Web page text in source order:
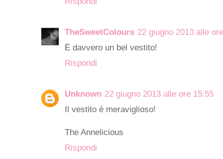
TheSweetColours 22 giugno 2013 alle
È davvero un bel vestito!
Rispondi
Unknown 22 giugno 2013 alle ore 15:55
Il vestito è meraviglioso!
The Annelicious
Rispondi